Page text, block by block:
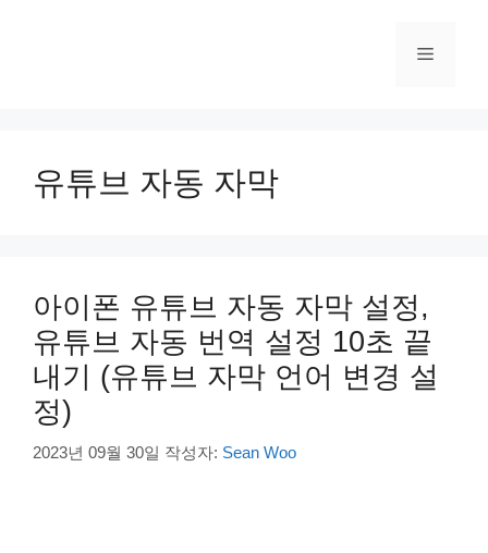
메
유튜브 자동 자막
아이폰 유튜브 자동 자막 설정,
유튜브 자동 번역 설정 10초 끝
내기 (유튜브 자막 언어 변경 설
정)
2023년 09월 30일 작성자: Sean Woo